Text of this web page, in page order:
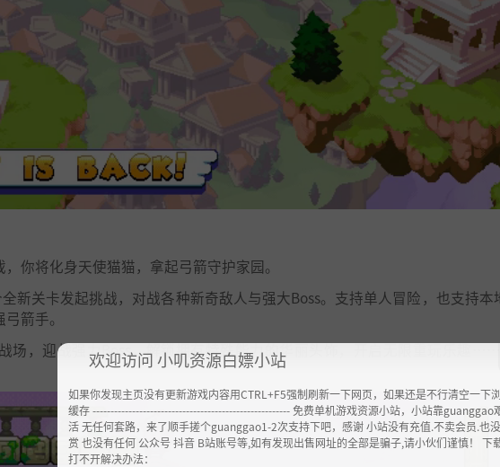
你将化身天使猫猫，拿起弓箭守护家园。
新关卡发起挑战，对战各种新奇敌人与强大Boss。支持单人冒险，也支持本
箭手。
，迎战强力Boss，解锁拥有特殊能力的华丽头饰，开启无限重玩乐趣
欢迎访问 小叽资源白嫖小站
如果你发现主页没有更新游戏内容用CTRL+F5强制刷新一下网页，如果还是不行清空一下
缓存 ------------------------------------------------------- 免费单机游戏资源小站，小站靠guanggao
活 无任何套路，来了顺手搓个guanggao1-2次支持下吧，感谢 小站没有充值.不卖会员.也
赏 也没有任何 公众号 抖音 B站账号等,如有发现出售网址的全部是骗子,请小伙们谨慎！ 下
打不开解决办法：